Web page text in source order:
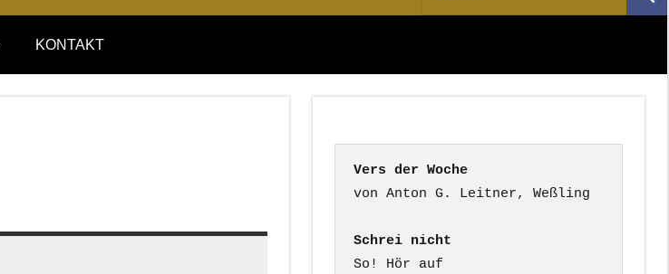
nach:
KONTAKT
Vers der Woche
Schrei nicht
So! Hör auf